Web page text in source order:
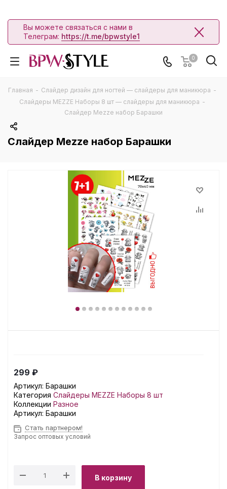
Вы можете связаться с нами в
Телеграм: https://t.me/bpwstyle1
0
Главная - Слайдер дизайн для ногтей — слайдеры для маникюра -
Слайдеры MEZZE Наборы 8 шт — слайдеры для маникюра -
Слайдер Mezze набор Барашки
Слайдер Mezze набор Барашки
299 ₽
Артикул: Барашки
Категория Слайдеры MEZZE Наборы 8 шт
Коллекции Разное
Артикул: Барашки
Стать партнером!
Запрос оптовых условий
В корзину